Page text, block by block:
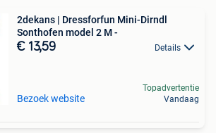
2dekans | Dressforfun Mini-Dirndl
Sonthofen model 2 M -
€ 13,59 Details
Bezoek website
Topadvertentie
Vandaag